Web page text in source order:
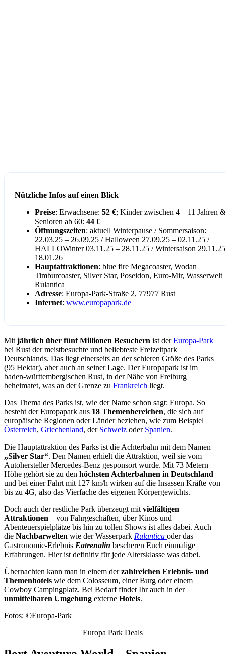
Nützliche Infos auf einen Blick
Preise: Erwachsene: 52 €; Kinder zwischen 4 – 11 Jahren
Senioren ab 60: 44 €
Öffnungszeiten: aktuell Winterpause / Sommersaison:
22.03.25 – 26.09.25 / Halloween 27.09.25 – 02.11.25 /
HALLOWinter 03.11.25 – 28.11.25 / Wintersaison
18.01.26
Hauptattraktionen: blue fire Megacoaster, Wodan
Timburcoaster, Silver Star, Poseidon, Euro-Mir, Wasserwelt
Rulantica
Adresse: Europa-Park-Straße 2, 77977 Rust
Internet: www.europapark.de
Mit jährlich über fünf Millionen Besuchern ist derEuropa-Park
bei Rust der meistbesuchte und beliebteste Freizeitpark
Deutschlands. Das liegt einerseits an der schieren Größe des Parks
(95 Hektar), aber auch an seiner Lage. Der Europapark ist im
baden-württembergischen Rust, in der Nähe von Freiburg
beheimatet, was an der Grenze zu Frankreich liegt.
Das Thema des Parks ist, wie der Name schon sagt: Europa. So
besteht der Europapark aus 18 Themenbereichen, die sich auf
europäische Regionen oder Länder beziehen, wie zum Beispiel
Österreich, Griechenland, der Schweiz oderSpanien.
Die Hauptattraktion des Parks ist die Achterbahn mit dem Namen
„Silver Star“. Den Namen erhielt die Attraktion, weil sie vom
Autohersteller Mercedes-Benz gesponsort wurde. Mit 73 Metern
Höhe gehört sie zu den höchsten Achterbahnen in Deutschland
und bei einer Fahrt mit 127 km/h wirken auf die Insassen Kräfte von
bis zu 4G, also das Vierfache des eigenen Körpergewichts.
Doch auch der restliche Park überzeugt mit vielfältigen
Attraktionen – von Fahrgeschäften, über Kinos und
Abenteuerspielplätze bis hin zu tollen Shows ist alles dabei. Auch
die Nachbarwelten wie der Wasserpark Rulantica oder das
Gastronomie-Erlebnis Eatrenalin bescheren Euch einmalige
Erfahrungen. Hier ist definitiv für jede Altersklasse was dabei.
Übernachten kann man in einem derzahlreichen Erlebnis- und
Themenhotels wie dem Colosseum, einer Burg oder einem
Cowboy Campingplatz. Bei Bedarf findet Ihr auch in der
unmittelbaren Umgebung externe Hotels.
Fotos: ©Europa-Park
Europa Park Deals